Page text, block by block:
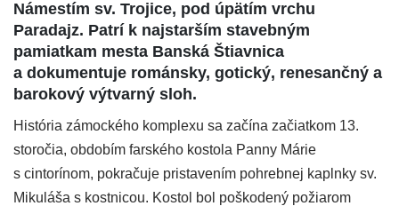
Námestím sv. Trojice, pod úpätím vrchu
Paradajz. Patrí k najstarším stavebným
pamiatkam mesta Banská Štiavnica
a dokumentuje románsky, gotický, renesančný a
barokový výtvarný sloh.
História zámockého komplexu sa začína začiatkom 13.
storočia, obdobím farského kostola Panny Márie
s cintorínom, pokračuje pristavením pohrebnej kaplnky sv.
Mikuláša s kostnicou. Kostol bol poškodený požiarom